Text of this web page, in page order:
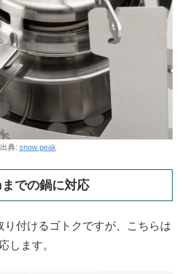
出典: snow peak
での鍋に対応
り付けるゴトクですが、こちらは
します。